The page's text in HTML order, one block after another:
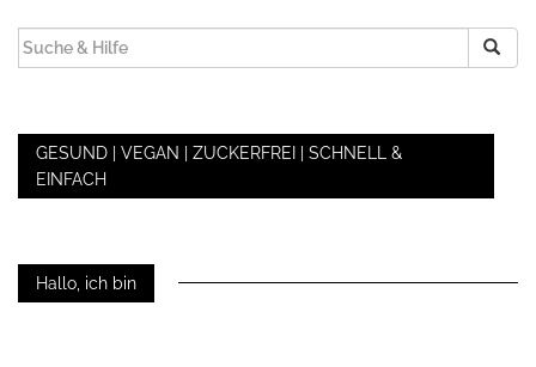
SUCHEN
NACH:
GESUND | VEGAN | ZUCKERFREI | SCHNELL &
EINFACH
Hallo, ich bin